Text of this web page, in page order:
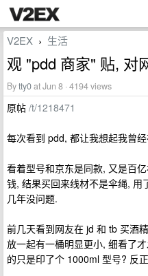
V2EX › 生活
观 "pdd 商家" 贴, 对
Bytty0at Jun 8 · 4194 views
原帖 /t/1218471
每次看到 pdd, 都让我想起我曾
看着型号和京东是同款, 又是百
钱, 结果买回来线材不是伞绳, 用
几年没问题.
前几天看到网友在 jd 和 tb 买酒
放一起有一桶明显更小, 细看了
的只是印了个 1000ml 型号? 反